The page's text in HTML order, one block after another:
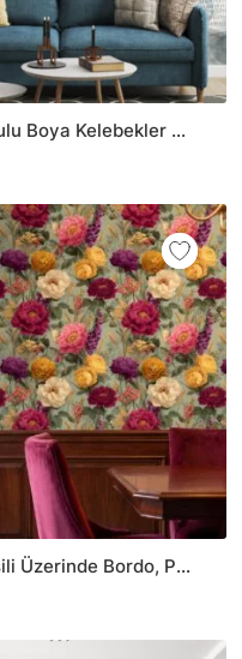
Açık Mavi Sulu Boya Kelebekler Deseni Duvar Kağıdı, Vintage Huzurlu Kelebekler 3D Duvar Kağıdı
Adaçayı Yeşili Üzerinde Bordo, Pembe ve Sarı Çiçekli Vintage Duvar Kağıdı, Romantik Botanik Desenli Duvar Posteri